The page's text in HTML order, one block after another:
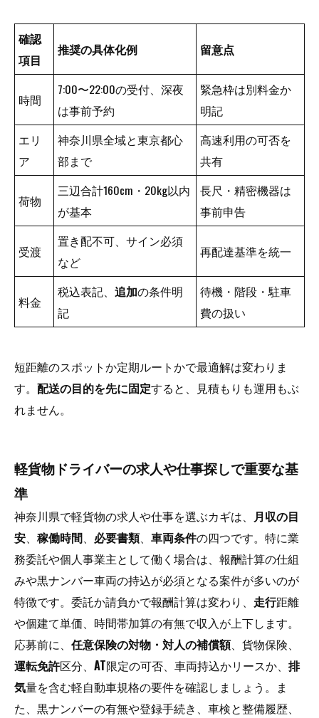
確認
項目
推奨の具体化例 留意点
時間
7:00〜22:00の受付、深夜
は事前予約
緊急枠は別料金か
明記
エリ
ア
神奈川県全域と東京都心
部まで
高速利用の可否を
共有
荷物
三辺合計160cm・20kg以内
が基本
長尺・精密機器は
事前申告
受渡
置き配不可、サイン必須
など
再配達基準を統一
料金
税込表記、 追加の条件明
記
待機・階段・駐車
費の扱い
短距離のスポットか定期ルートかで最適解は変わりま
す。 配送の目的を先に固定すると、見積もりも運用もぶ
れません。
軽貨物ドライバーの求人や仕事探しで重要な基
準
神奈川県で軽貨物の求人や仕事を選ぶカギは、 月収の目
安、 稼働時間、 必要書類、 車両条件の四つです。特に業
務委託や個人事業主として働く場合は、報酬計算の仕組
みや黒ナンバー車両の持込が必須となる案件が多いのが
特徴です。委託か請負かで報酬計算は変わり、 走行距離
や個建て単価、時間帯加算の有無で収入が上下します。
応募前に、 任意保険の対物・対人の補償額、貨物保険、
運転免許区分、 AT限定の可否、車両持込かリースか、 排
気量を含む軽自動車規格の要件を確認しましょう。ま
た、黒ナンバーの有無や登録手続き、車検と整備履歴、